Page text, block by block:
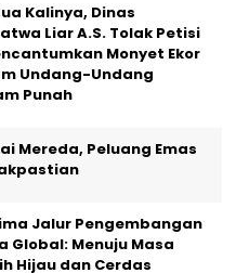
Kalinya, Dinas
Liar A.S. Tolak Petisi
Monyet Ekor
Undang-Undang
Punah
Mereda, Peluang Emas
Jalur Pengembangan
Global: Menuju Masa
Hijau dan Cerdas